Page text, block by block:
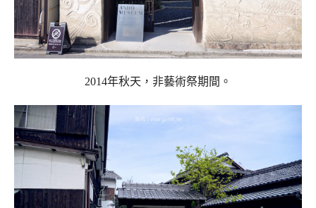
2014年秋天，非藝術祭期間。